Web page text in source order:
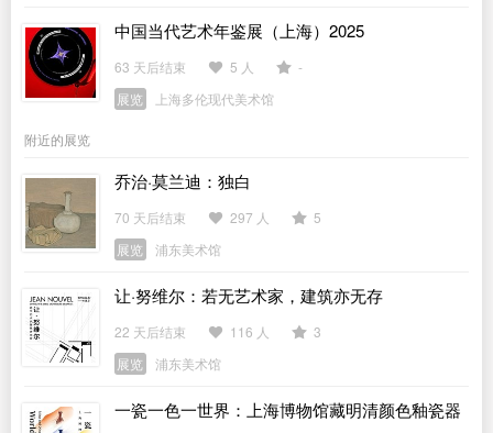
中国当代艺术年鉴展（上海）2025
63 天后结束 5 人
-
展览
上海多伦现代美术馆
附近的展览
乔治·莫兰迪：独白
70 天后结束 297 人
5
展览
浦东美术馆
让·努维尔：若无艺术家，建筑亦无存
22 天后结束 116 人
3
展览
浦东美术馆
一瓷一色一世界：上海博物馆藏明清颜色釉瓷器